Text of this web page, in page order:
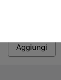
Aggiungi